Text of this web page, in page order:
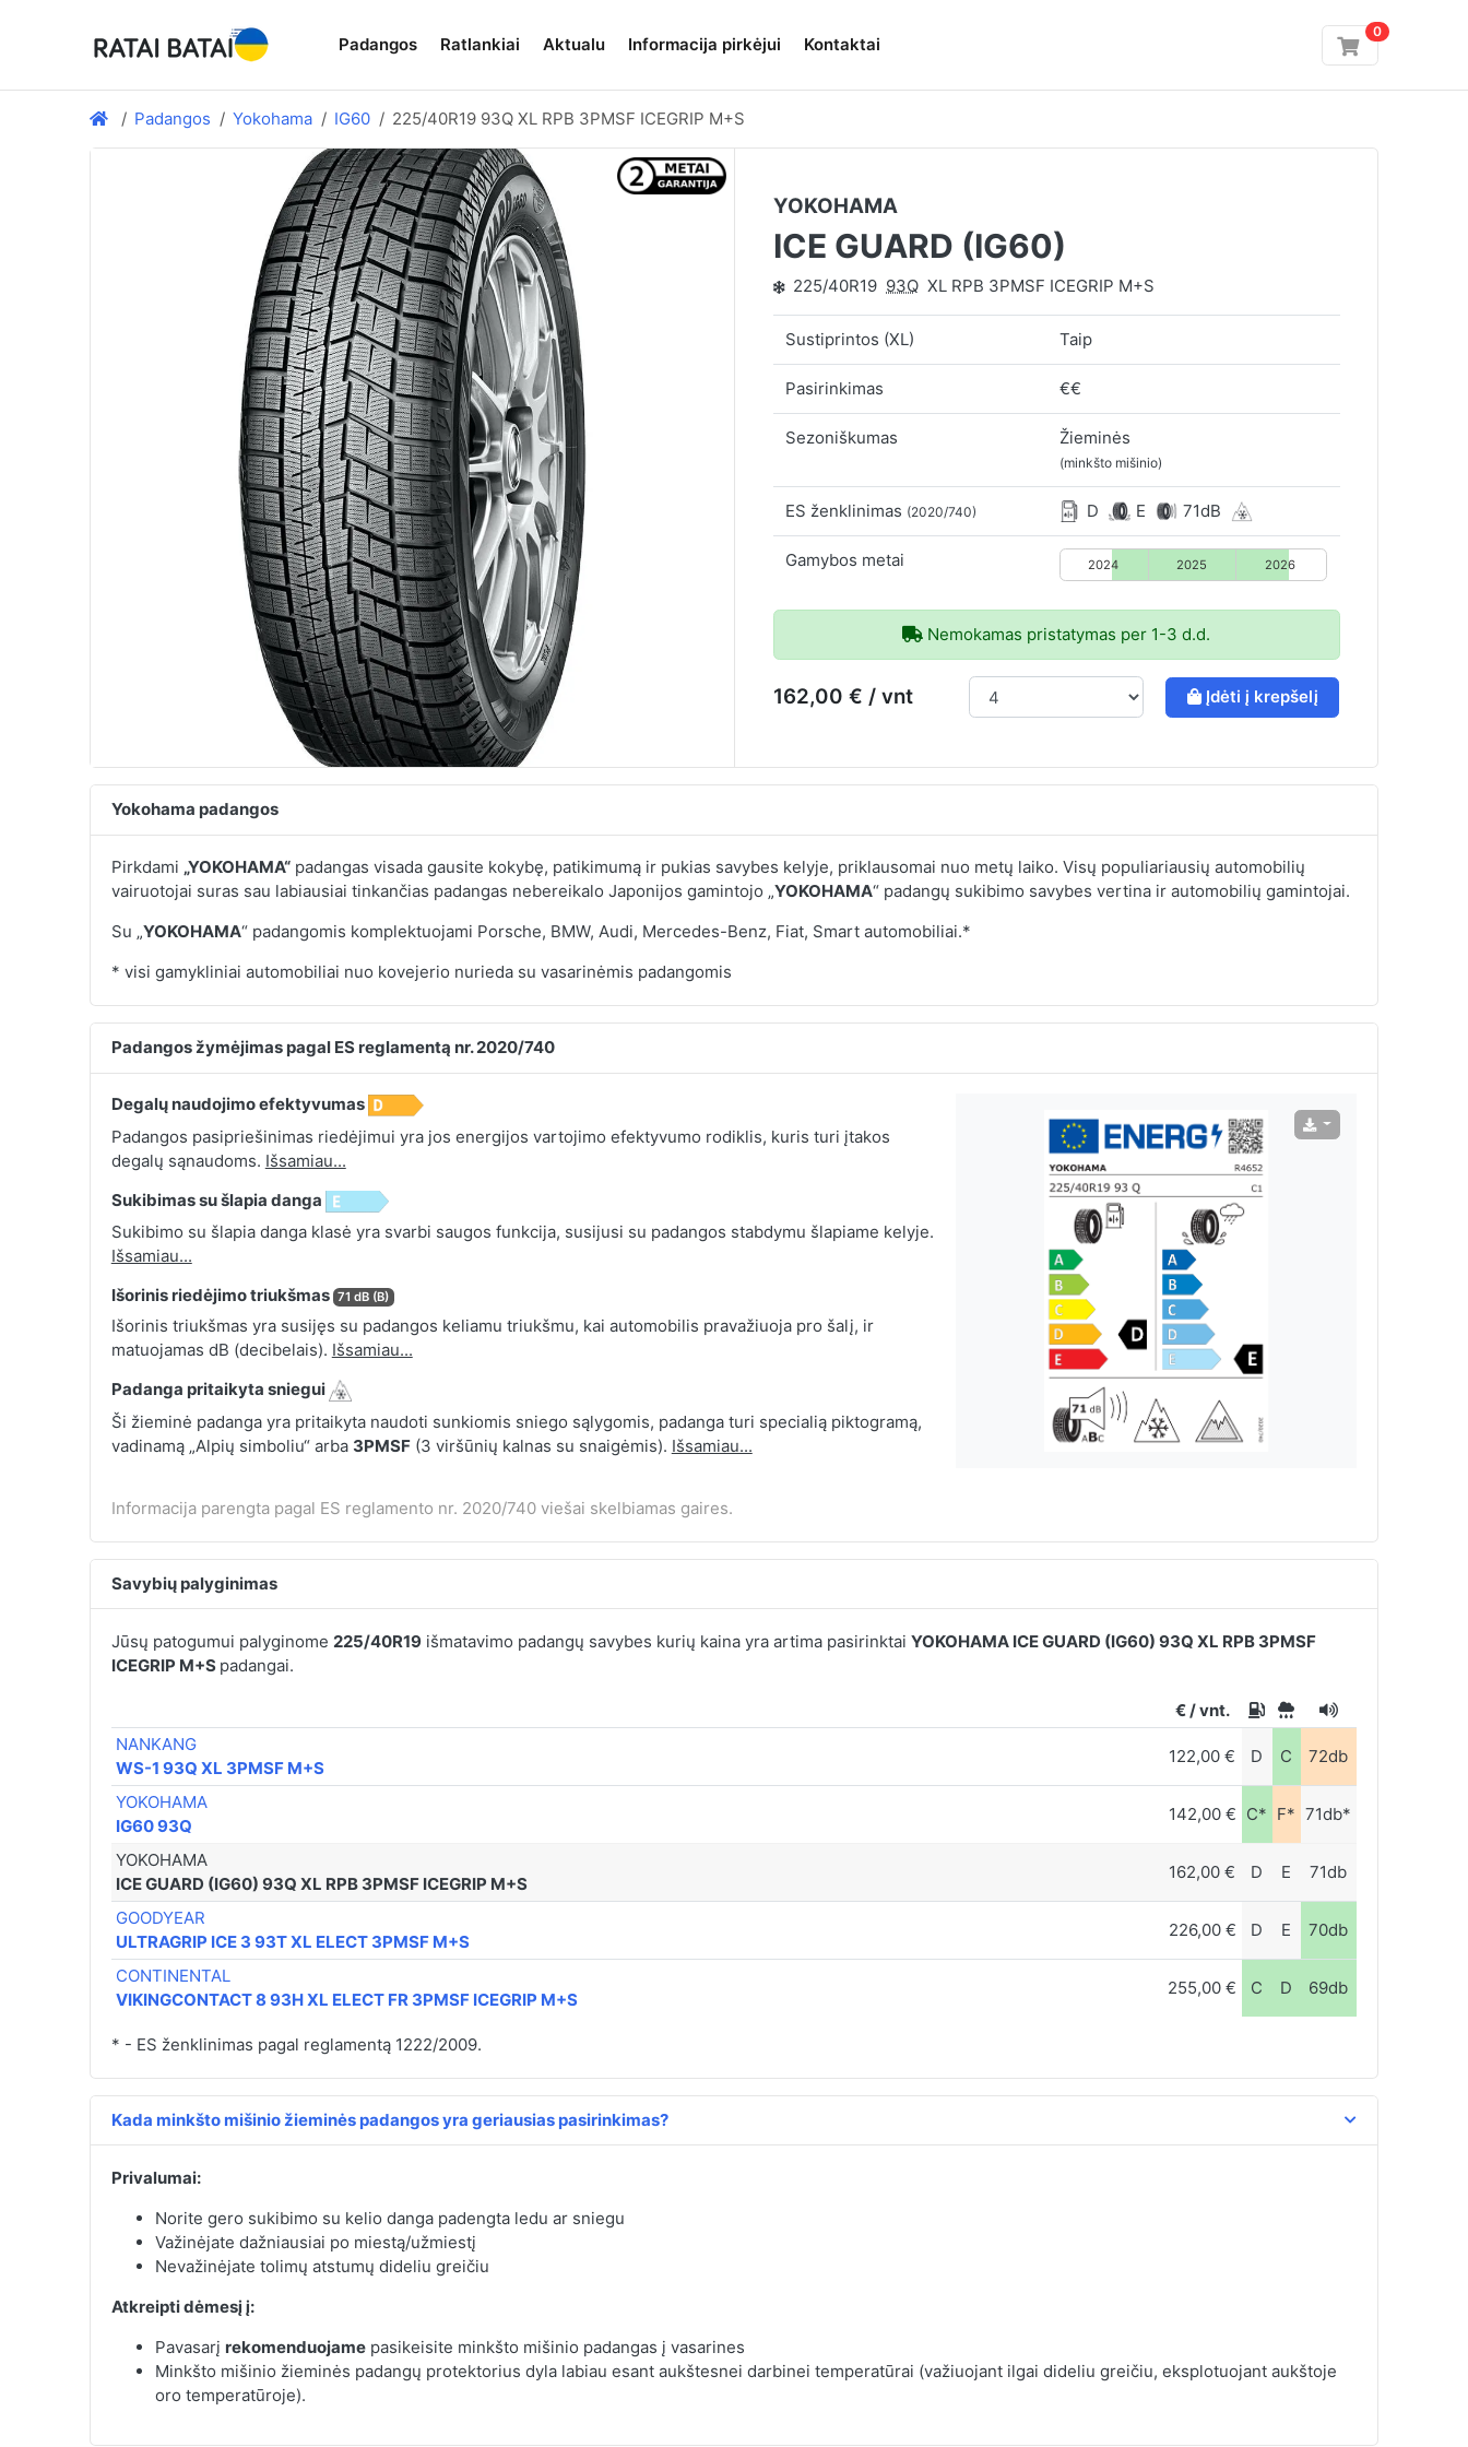
Padangos Ratlankiai Aktualu Informacija pirkėjui Kontaktai
0
Padangos Yokohama IG60 225/40R19 93Q XL RPB 3PMSF ICEGRIP M+S
YOKOHAMA
ICE GUARD (IG60)
225/40R19 93Q XL RPB 3PMSF ICEGRIP M+S
Sustiprintos (XL) Taip
Pasirinkimas €€
Sezoniškumas Žieminės
(minkšto mišinio)
ES ženklinimas (2020/740) D E 71dB
Gamybos metai 2024 2025 2026
Nemokamas pristatymas per 1-3 d.d.
162,00 € / vnt Įdėti į krepšelį
Yokohama padangos
Pirkdami „YOKOHAMA“padangas visada gausite kokybę, patikimumą ir pukias savybes kelyje, priklausomai nuo metų laiko. Visų populiariausių automobilių
vairuotojai suras sau labiausiai tinkančias padangas nebereikalo Japonijos gamintojo „YOKOHAMA“ padangų sukibimo savybes vertina ir automobilių gamintojai.
Su „YOKOHAMA“ padangomis komplektuojami Porsche, BMW, Audi, Mercedes-Benz, Fiat, Smart automobiliai.*
* visi gamykliniai automobiliai nuo kovejerio nurieda su vasarinėmis padangomis
Padangos žymėjimas pagal ES reglamentą nr. 2020/740
Degalų naudojimo efektyvumas
Padangos pasipriešinimas riedėjimui yra jos energijos vartojimo efektyvumo rodiklis, kuris turi įtakos
degalų sąnaudoms. Išsamiau...
Sukibimas su šlapia danga
Sukibimo su šlapia danga klasė yra svarbi saugos funkcija, susijusi su padangos stabdymu šlapiame kelyje.
Išsamiau...
Išorinis riedėjimo triukšmas 71 dB (B)
Išorinis triukšmas yra susijęs su padangos keliamu triukšmu, kai automobilis pravažiuoja pro šalį, ir
matuojamas dB (decibelais). Išsamiau...
Padanga pritaikyta sniegui
Ši žieminė padanga yra pritaikyta naudoti sunkiomis sniego sąlygomis, padanga turi specialią piktogramą,
vadinamą „Alpių simboliu“ arba 3PMSF(3 viršūnių kalnas su snaigėmis). Išsamiau...
Informacija parengta pagal ES reglamento nr. 2020/740 viešai skelbiamas gaires.
Savybių palyginimas
Jūsų patogumui palyginome 225/40R19išmatavimo padangų savybes kurių kaina yra artima pasirinktai YOKOHAMA ICE GUARD (IG60) 93Q XL RPB 3PMSF
ICEGRIP M+S padangai.
€ / vnt.
NANKANG
WS-1 93Q XL 3PMSF M+S
122,00 € D C 72db
YOKOHAMA
IG60 93Q
142,00 € C* F* 71db*
YOKOHAMA
ICE GUARD (IG60) 93Q XL RPB 3PMSF ICEGRIP M+S
162,00 € D E 71db
GOODYEAR
ULTRAGRIP ICE 3 93T XL ELECT 3PMSF M+S
226,00 € D E 70db
CONTINENTAL
VIKINGCONTACT 8 93H XL ELECT FR 3PMSF ICEGRIP M+S
255,00 € C D 69db
* - ES ženklinimas pagal reglamentą 1222/2009.
Kada minkšto mišinio žieminės padangos yra geriausias pasirinkimas?
Privalumai:
Norite gero sukibimo su kelio danga padengta ledu ar sniegu
Važinėjate dažniausiai po miestą/užmiestį
Nevažinėjate tolimų atstumų dideliu greičiu
Atkreipti dėmesį į:
Pavasarį rekomenduojamepasikeisite minkšto mišinio padangas į vasarines
Minkšto mišinio žieminės padangų protektorius dyla labiau esant aukštesnei darbinei temperatūrai (važiuojant ilgai dideliu greičiu, eksplotuojant aukštoje
oro temperatūroje).